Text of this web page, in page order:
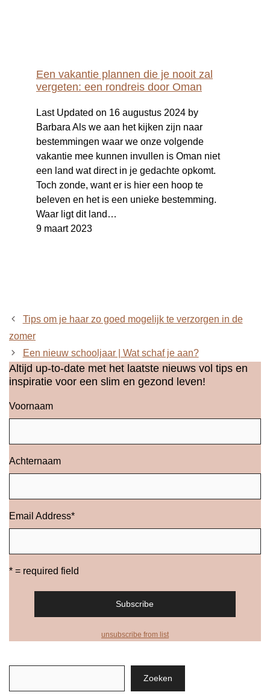
Een vakantie plannen die je nooit zal
vergeten: een rondreis door Oman
Last Updated on 16 augustus 2024 by
Barbara Als we aan het kijken zijn naar
bestemmingen waar we onze volgende
vakantie mee kunnen invullen is Oman niet
een land wat direct in je gedachte opkomt.
Toch zonde, want er is hier een hoop te
beleven en het is een unieke bestemming.
Waar ligt dit land…
9 maart 2023
Tips om je haar zo goed mogelijk te verzorgen in de
zomer
Een nieuw schooljaar | Wat schaf je aan?
Altijd up-to-date met het laatste nieuws vol tips en
inspiratie voor een slim en gezond leven!
Voornaam
Achternaam
Email Address*
* = required field
unsubscribe from list
Zoeken